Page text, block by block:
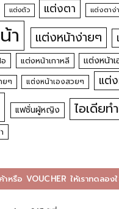
แต่งตัว แต่งตา แต่งตาง่
า แต่งหน้าง่ายๆ
แต่งหน้าเกาหลี แต่งหน้า
ยๆ แต่งหน้าเองสวยๆ แต่
แฟชั่นผู้หญิง ไอเดียท
หรือ VOUCHER ให้เราทดลอง